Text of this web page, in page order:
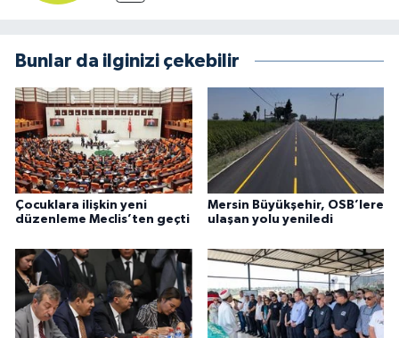
Bunlar da ilginizi çekebilir
Çocuklara ilişkin yeni
düzenleme Meclis’ten geçti
Mersin Büyükşehir, OSB’lere
ulaşan yolu yeniledi